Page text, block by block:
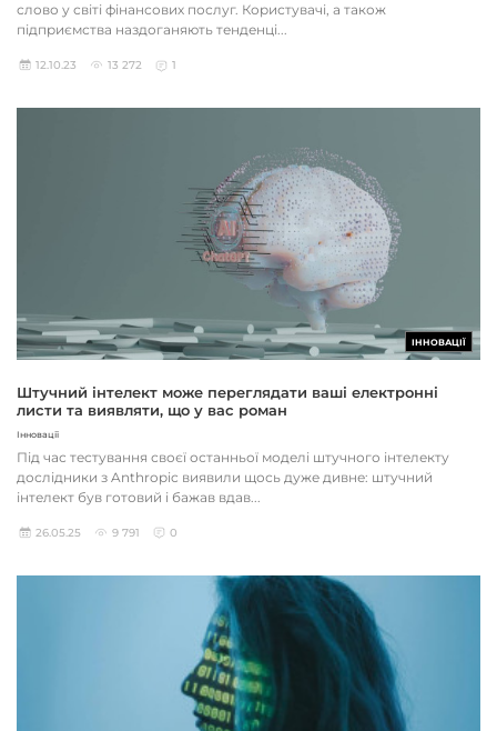
слово у світі фінансових послуг. Користувачі, а також
підприємства наздоганяють тенденці...
12.10.23 13 272 1
ІННОВАЦІЇ
Штучний інтелект може переглядати ваші електронні
листи та виявляти, що у вас роман
Інновації
Під час тестування своєї останньої моделі штучного інтелекту
дослідники з Anthropic виявили щось дуже дивне: штучний
інтелект був готовий і бажав вдав...
26.05.25 9 791 0